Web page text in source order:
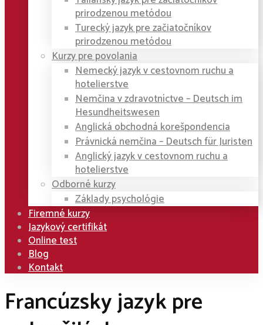
prirodzenou metódou
Turecký jazyk pre začiatočníkov
prirodzenou metódou
Kurzy pre povolania
Nemecký jazyk v cestovnom ruchu a
hotelierstve
Nemčina v zdravotníctve – Deutsch im
Hesundheitswesen
Anglická obchodná korešpondencia
Právnická nemčina – Deutsch für Juristen
Anglický jazyk v cestovnom ruchu a
hotelierstve
Odborné kurzy
Základy psychológie
Firemné kurzy
Jazykový certifikát
Online test
Blog
Kontakt
Francúzsky jazyk pre